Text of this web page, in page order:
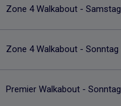
Zone 4 Walkabout - Samstag
Zone 4 Walkabout - Sonntag
Premier Walkabout - Sonntag